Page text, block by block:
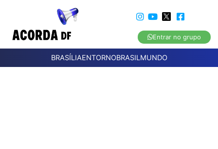
Entrar no grupo
BRASÍLIAENTORNOBRASILMUNDO